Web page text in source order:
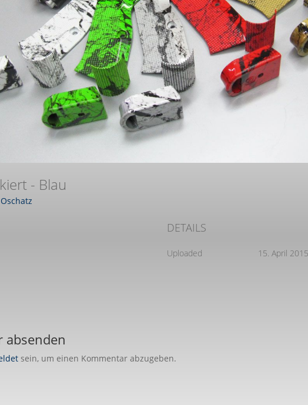
- Blau
DETAILS
Uploaded 15. April 2015
absenden
sein, um einen Kommentar abzugeben.